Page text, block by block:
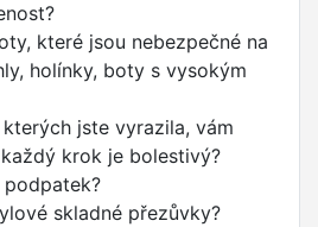
které jsou nebezpečné na
holínky, boty s vysokým
jste vyrazila, vám
krok je bolestivý?
podpatek?
skladné přezůvky?